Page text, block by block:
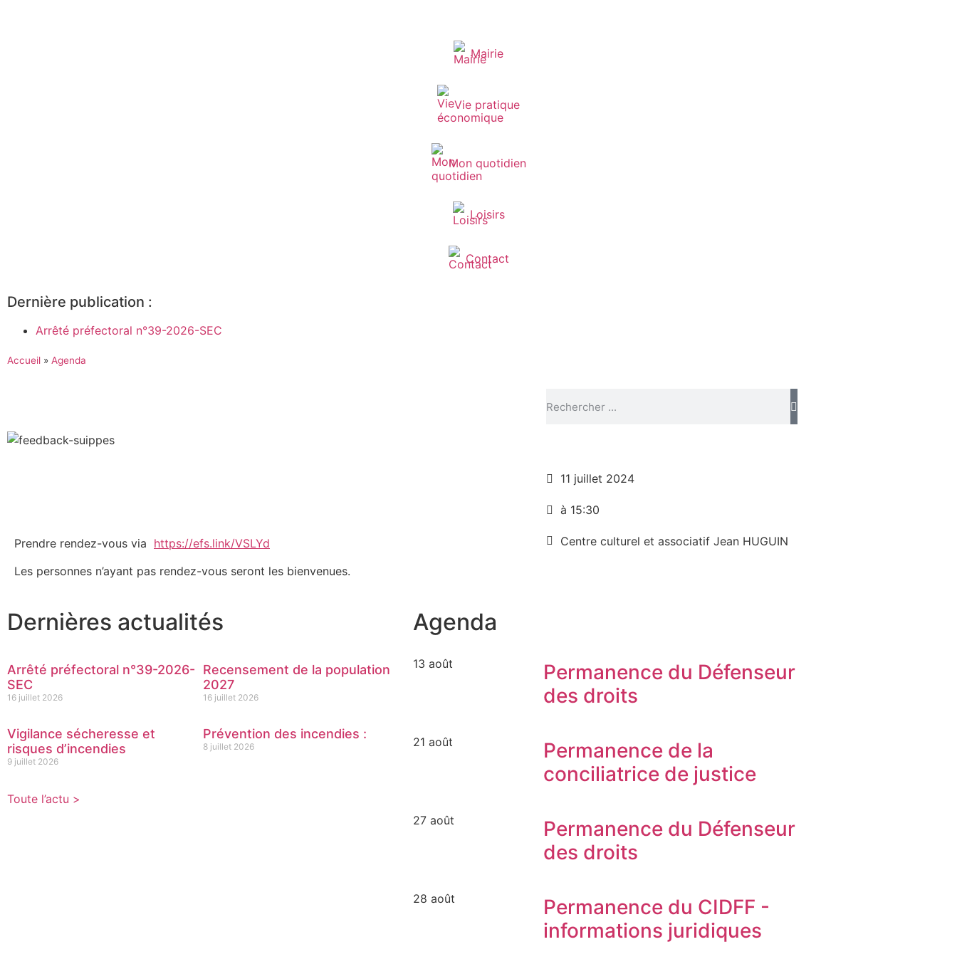
Mairie
Vie pratique
Mon quotidien
Loisirs
Contact
Dernière publication :
Arrêté préfectoral n°39-2026-SEC
Accueil » Agenda
Prendre rendez-vous via https://efs.link/VSLYd
Les personnes n’ayant pas rendez-vous seront les bienvenues.
11 juillet 2024
à 15:30
Centre culturel et associatif Jean HUGUIN
Dernières actualités
Arrêté préfectoral n°39-2026-
SEC
16 juillet 2026
Recensement de la population
2027
16 juillet 2026
Vigilance sécheresse et
risques d’incendies
9 juillet 2026
Prévention des incendies :
8 juillet 2026
Toute l’actu >
Agenda
13 août
Permanence du Défenseur
des droits
21 août
Permanence de la
conciliatrice de justice
27 août
Permanence du Défenseur
des droits
28 août
Permanence du CIDFF -
informations juridiques